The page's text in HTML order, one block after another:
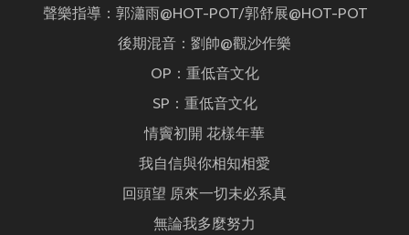
聲樂指導：郭瀟雨@HOT-POT/郭舒展@HOT-POT
後期混音：劉帥@觀沙作樂
OP：重低音文化
SP：重低音文化
情竇初開 花樣年華
我自信與你相知相愛
回頭望 原來一切未必系真
無論我多麼努力